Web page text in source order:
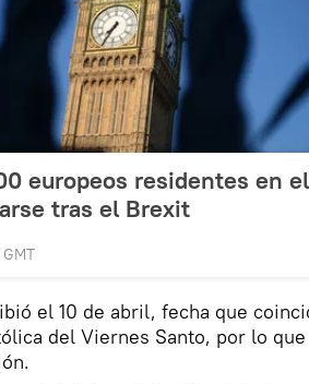
europeos residentes en
tras el Brexit
el 10 de abril, fecha que
del Viernes Santo, por lo